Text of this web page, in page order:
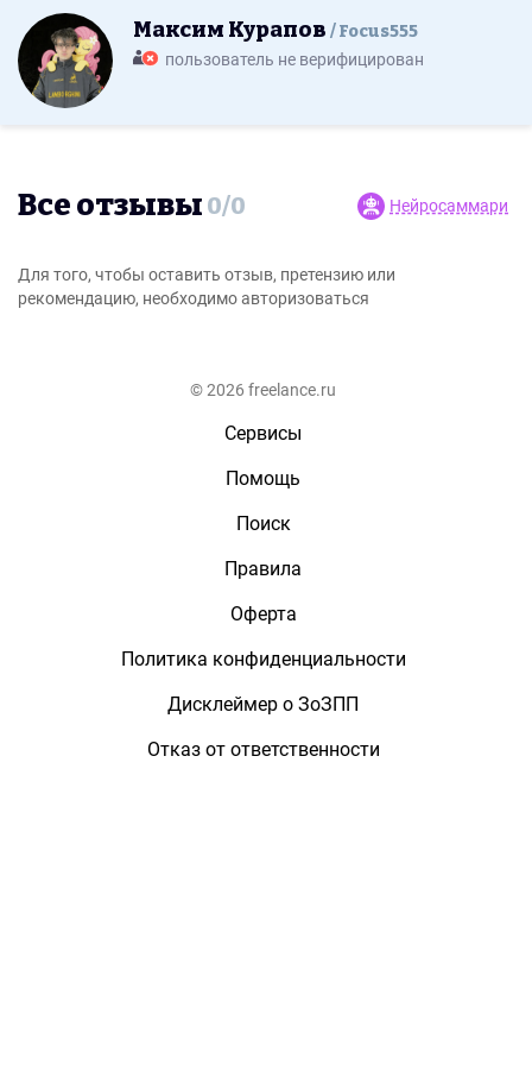
Максим Курапов Focus555
пользователь не верифицирован
Все отзывы 0/0 Нейросаммари
Для того, чтобы оставить отзыв, претензию или
рекомендацию, необходимо авторизоваться
© 2026 freelance.ru
Сервисы
Помощь
Поиск
Правила
Оферта
Политика конфиденциальности
Дисклеймер о ЗоЗПП
Отказ от ответственности